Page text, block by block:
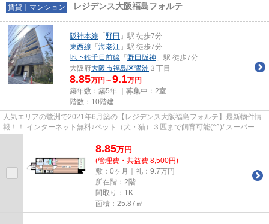
賃貸｜マンション レジデンス大阪福島フォルテ
阪神本線 「 野田 」駅 徒歩7分
東西線 「 海老江 」駅 徒歩7分
地下鉄千日前線 「 野田阪神 」駅 徒歩7分
大阪府大阪市福島区鷺洲 ３丁目
8.85万円～9.1万円
築年数：築5年 ｜募集中： 2室
階数：10階建
人気エリアの鷺洲で2021年6月築の【レジデンス大阪福島フォルテ】最新物件情
報！！ インターネット無料♪ペット（犬・猫）３匹まで飼育可能(^^)/ スーパー・
8.85万円
(管理費・共益費 8,500円)
敷：0ヶ月｜礼：9.7万円
所在階：2階
間取り：1K
面積：25.87㎡